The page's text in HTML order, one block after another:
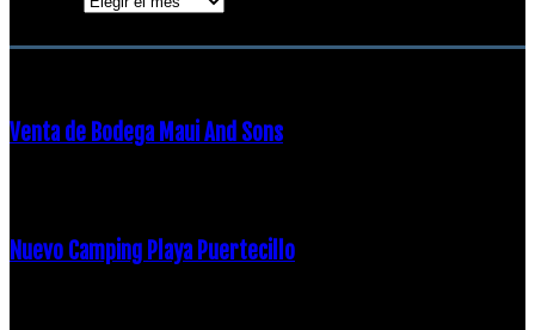
Venta de Bodega Maui And Sons
Nuevo Camping Playa Puertecillo